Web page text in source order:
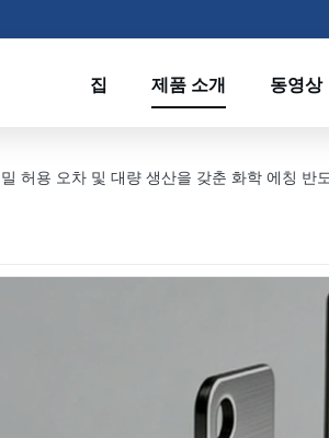
집 제품 소개 동영상
허용 오차 및 대량 생산을 갖춘 화학 에칭 반